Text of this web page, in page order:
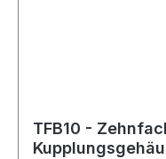
TFB10 -